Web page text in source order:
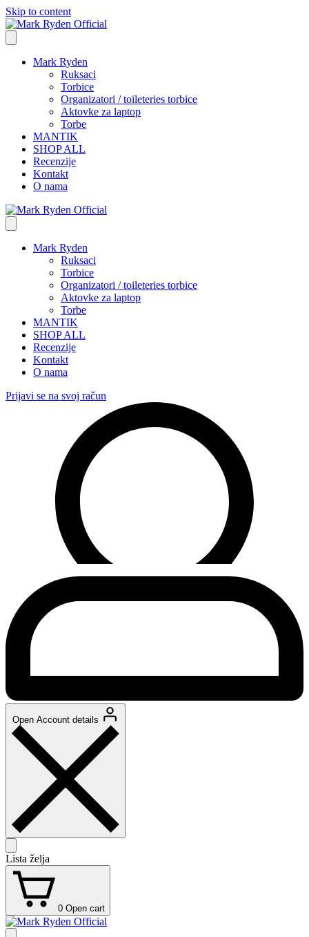
Skip to content
Mark Ryden
Ruksaci
Torbice
Organizatori / toileteries torbice
Aktovke za laptop
Torbe
MANTIK
SHOP ALL
Recenzije
Kontakt
O nama
Mark Ryden
Ruksaci
Torbice
Organizatori / toileteries torbice
Aktovke za laptop
Torbe
MANTIK
SHOP ALL
Recenzije
Kontakt
O nama
Prijavi se na svoj račun
Open Account details
Lista želja
0 Open cart